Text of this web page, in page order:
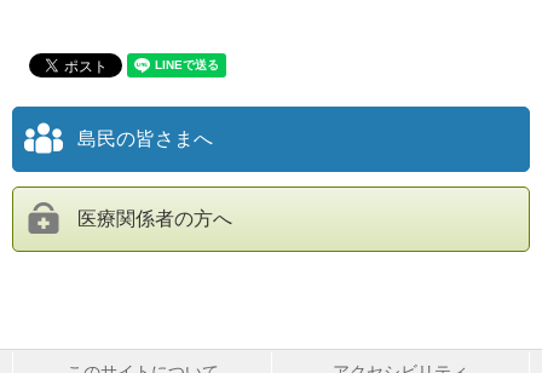
島民の皆さまへ
医療関係者の方へ